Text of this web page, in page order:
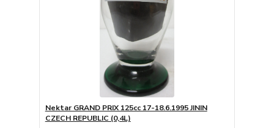
Nektar GRAND PRIX 125cc 17-18.6.1995 JININ
CZECH REPUBLIC (0,4L)